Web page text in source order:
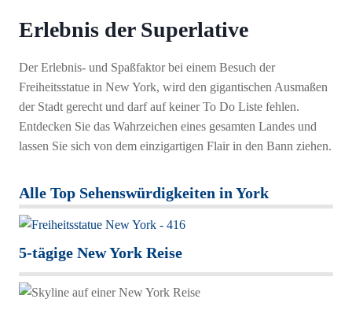
Erlebnis der Superlative
Der Erlebnis- und Spaßfaktor bei einem Besuch der
Freiheitsstatue in New York, wird den gigantischen Ausmaßen
der Stadt gerecht und darf auf keiner To Do Liste fehlen.
Entdecken Sie das Wahrzeichen eines gesamten Landes und
lassen Sie sich von dem einzigartigen Flair in den Bann ziehen.
Alle Top Sehenswürdigkeiten in York
5-tägige New York Reise